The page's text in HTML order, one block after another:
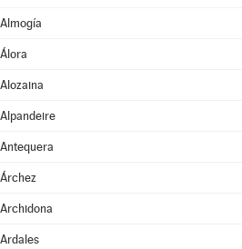
Almogía
Álora
Alozaina
Alpandeire
Antequera
Árchez
Archidona
Ardales